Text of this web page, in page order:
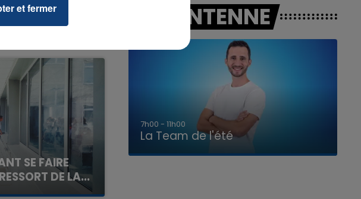
SE FAIRE
DE LA...
la clinique qui a
A L'ANTENNE
7h00 - 11h00
La Team de l'été
et fermer